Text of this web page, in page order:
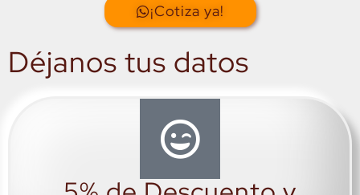
¡Cotiza ya!
Déjanos tus datos